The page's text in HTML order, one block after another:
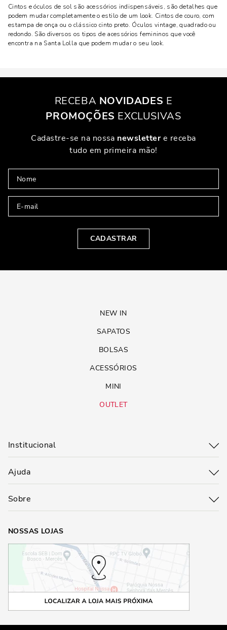
Cintos e óculos de sol são acessórios indispensáveis, são detalhes que
podem mudar completamente o estilo de um look. Cintos de couro, com
estampa de onça ou o clássico cinto preto. Óculos vintage, quadrado ou
redondo. São diversos os tipos de acessórios femininos que você
encontra na Santa Lolla que podem mudar o seu look.
RECEBA NOVIDADES E
PROMOÇÕES EXCLUSIVAS
Cadastre-se na nossa newslettere receba
tudo em primeira mão!
CADASTRAR
NEW IN
SAPATOS
BOLSAS
ACESSÓRIOS
MINI
OUTLET
Institucional
Ajuda
Sobre
NOSSAS LOJAS